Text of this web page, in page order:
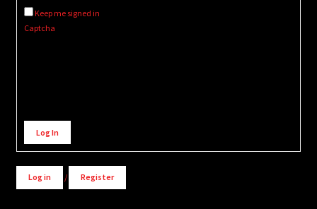
Keep me signed in
Captcha
Alternative:
Log In
Log in / Register